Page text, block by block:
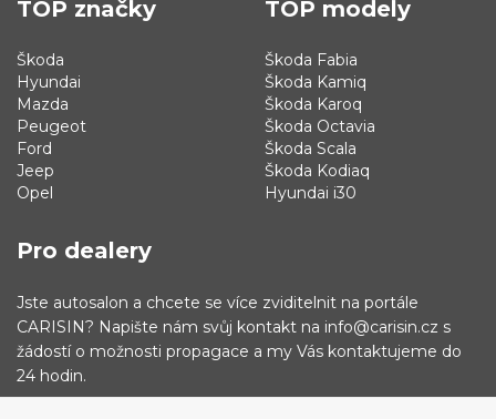
TOP značky
Škoda
Hyundai
Mazda
Peugeot
Ford
Jeep
Opel
TOP modely
Škoda Fabia
Škoda Kamiq
Škoda Karoq
Škoda Octavia
Škoda Scala
Škoda Kodiaq
Hyundai i30
Pro dealery
Jste autosalon a chcete se více zviditelnit na portále
CARISIN? Napište nám svůj kontakt na info@carisin.cz s
žádostí o možnosti propagace a my Vás kontaktujeme do
24 hodin.